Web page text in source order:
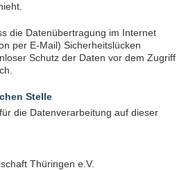
die Datenübertragung im Internet
per E-Mail) Sicherheitslücken
Schutz der Daten vor dem Zugriff
Stelle
die Datenverarbeitung auf dieser
Thüringen e.V.